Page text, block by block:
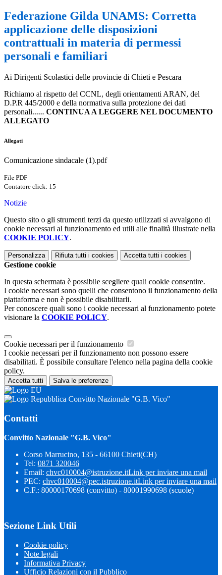
Federazione Gilda UNAMS: Corretta
applicazione delle disposizioni
contrattuali in materia di permessi
personali e familiari
Ai Dirigenti Scolastici delle provincie di Chieti e Pescara
Richiamo al rispetto del CCNL, degli orientamenti ARAN, del
D.P.R 445/2000 e della normativa sulla protezione dei dati
personali...... CONTINUA A LEGGERE NEL DOCUMENTO
ALLEGATO
Allegati
Comunicazione sindacale (1).pdf
File PDF
Contatore click: 15
Notizie
Questo sito o gli strumenti terzi da questo utilizzati si avvalgono di
cookie necessari al funzionamento ed utili alle finalità illustrate nella
COOKIE POLICY.
Personalizza Rifiuta tutti i cookies Accetta tutti i cookies
Gestione cookie
In questa schermata è possibile scegliere quali cookie consentire.
I cookie necessari sono quelli che consentono il funzionamento della
piattaforma e non è possibile disabilitarli.
Per conoscere quali sono i cookie necessari al funzionamento potete
visionare la COOKIE POLICY.
Cookie necessari per il funzionamento
I cookie necessari per il funzionamento non possono essere
disabilitati. È possibile consultare l'elenco nella pagina della cookie
policy.
Accetta tutti Salva le preferenze
Convitto Nazionale "G.B. Vico"
Contatti
Convitto Nazionale "G.B. Vico"
Corso Marrucino, 135 - 66100 Chieti(CH)
Tel: 0871 320046
Email: chvc010004@istruzione.itLink per inviare una mail
PEC: chvc010004@pec.istruzione.itLink per inviare una mail
C.F.: 80000170698 (convitto) - 80001990698 (scuole)
Sezione Link Utili
Cookie policy
Note legali
Informativa Privacy
Ufficio Relazioni con il Pubblico